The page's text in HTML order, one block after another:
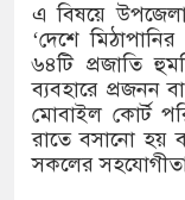
এ বিষয়ে
‘দেশে
৬৪টি প্রজাতি
ব্যবহারে প্রজনন
মোবাইল কোর্ট
রাতে বসানো হয়
সকলের